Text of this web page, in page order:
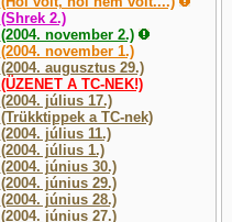
(Shrek 2.)
(2004. november 2.)
(2004. november 1.)
(2004. augusztus 29.)
(ÜZENET A TC-NEK!)
(2004. július 17.)
(Trükktippek a TC-nek)
(2004. július 11.)
(2004. július 1.)
(2004. június 30.)
(2004. június 29.)
(2004. június 28.)
(2004. június 27.)